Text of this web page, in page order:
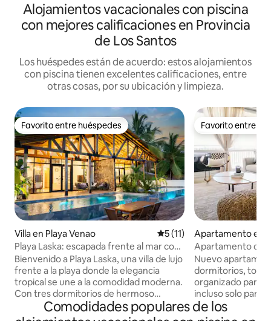
Alojamientos vacacionales con piscina
con mejores calificaciones en Provincia
de Los Santos
Los huéspedes están de acuerdo: estos alojamientos
con piscina tienen excelentes calificaciones, entre
otras cosas, por su ubicación y limpieza.
Favorito entre huéspedes
Favorito entre huéspedes
Villa en Playa Venao Calificación promedio: 5 de
5 (11)
Playa Laska: escapada frente al mar con
piscina infinita
Bienvenido a Playa Laska, una villa de lujo
frente a la playa donde la elegancia
tropical se une a la comodidad moderna.
Con tres dormitorios de hermoso
diseño, una piscina infinita privada y
terrazas al aire libre rodeadas de
Favorito entre
Favorito entre
Apartamento en
s del Venado
Apartamento de
AZUL B-32
Nuevo
dormitorios,
organizado para
incluso solo para ti. Todo lo que
para unas
perfectas, solo
Comodidades populares de los